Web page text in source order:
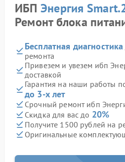
ИБП Энергия
Ремонт блока
Бесплатная диагностика
ремонта
Привезем и увезем ибп
доставкой
Гарантия на наши работы
до 3-х лет
Срочный ремонт ибп
Скидка для вас до 20%
Получите 1500 рублей на
Оригинальные